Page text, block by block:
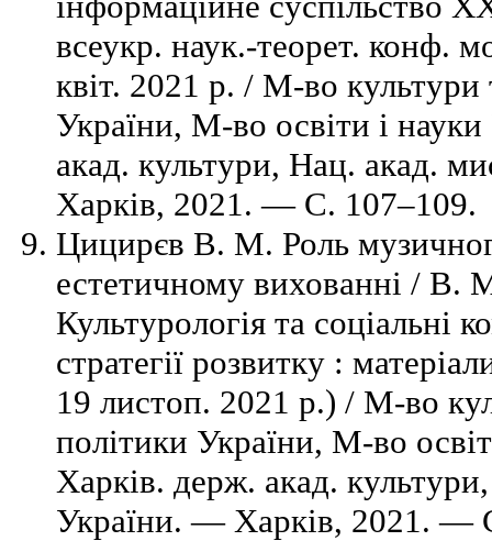
всеукр. наук.-теорет. конф.
квіт. 2021 р. / М-во культури
України, М-во освіти і
акад. культури, Нац. акад.
Харків, 2021. — С. 107–109.
Цицирєв В. М. Роль
естетичному вихованні / В.
Культурологія та соціальні
стратегії розвитку :
19 листоп. 2021 р.) / М-во
політики України, М-во
Харків. держ. акад.
України. — Харків, 2021. —